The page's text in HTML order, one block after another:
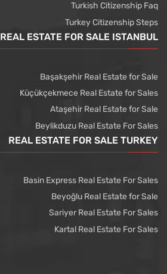
Turkish Citizenship Faq
Turkey Citizenship Steps
REAL ESTATE FOR SALE ISTANBUL
Başakşehir Real Estate for Sale
Küçükçekmece Real Estate for Sales
Ataşehir Real Estate for Sale
Beylikduzu Real Estate For Sales
REAL ESTATE FOR SALE TURKEY
Basin Express Real Estate For Sales
Beyoğlu Real Estate for Sale
Sariyer Real Estate For Sales
Kartal Real Estate For Sales